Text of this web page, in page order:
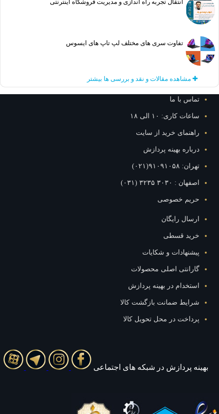
انتقال تجربه راه اندازی و مدیریت فروشگاه اینترنتی
تفاوت سری های مختلف لپ تاپ های ایسوس
مشاهده مقالات و نقد و بررسی ها بیشتر
تماس با ما
ساعات کاری: ۱۰ الی ۱۸
راهنمای خرید از سایت
درباره بهینه پردازش
تهران: ۹۱۰۹۱۰۵۸(۰۲۱)
اصفهان : ۳۰۳۰ ۳۲۳۵ (۰۳۱)
حریم خصوصی
ارسال رایگان
خرید قسطی
پیشنهادات و شکایات
گارانتی اصلی محصولات
استخدام در بهینه پردازش
شرایط ضمانت بازگشت کالا
پرداخت در محل تحویل کالا
بهينه پردازش در شبکه های اجتماعی